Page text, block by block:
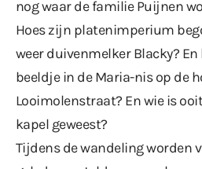
nog waar de familie Puijnen
Hoes zijn platenimperium
weer duivenmelker Blacky?
beeldje in de Maria-nis op de
Looimolenstraat? En wie is
kapel geweest?
Tijdens de wandeling worden